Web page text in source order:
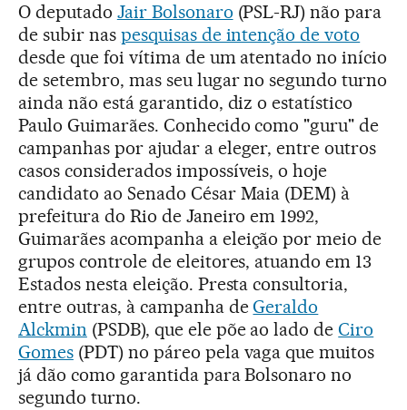
O deputado Jair Bolsonaro (PSL-RJ) não para
de subir nas pesquisas de intenção de voto
desde que foi vítima de um atentado no início
de setembro, mas seu lugar no segundo turno
ainda não está garantido, diz o estatístico
Paulo Guimarães. Conhecido como "guru" de
campanhas por ajudar a eleger, entre outros
casos considerados impossíveis, o hoje
candidato ao Senado César Maia (DEM) à
prefeitura do Rio de Janeiro em 1992,
Guimarães acompanha a eleição por meio de
grupos controle de eleitores, atuando em 13
Estados nesta eleição. Presta consultoria,
entre outras, à campanha deGeraldo
Alckmin (PSDB), que ele põe ao lado deCiro
Gomes(PDT) no páreo pela vaga que muitos
já dão como garantida para Bolsonaro no
segundo turno.